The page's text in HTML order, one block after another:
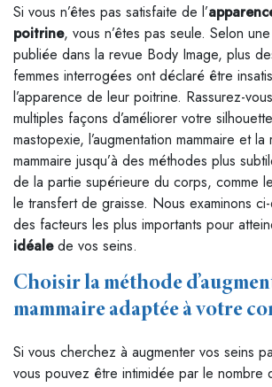
Si vous n’êtes pas satisfaite de l’
poitrine, vous n’êtes pas seule. Selon
publiée dans la revue Body Image, plus
femmes interrogées ont déclaré être
l’apparence de leur poitrine. Rassurez-
multiples façons d’améliorer votre
mastopexie, l’augmentation mammaire et
mammaire jusqu’à des méthodes plus
de la partie supérieure du corps, comme
le transfert de graisse. Nous examinons
des facteurs les plus importants pour
idéalede vos seins.
Choisir la méthode
mammaire adaptée à votre
Si vous cherchez à augmenter vos seins
vous pouvez être intimidée par le nombre